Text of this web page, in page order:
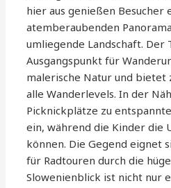
hier aus genießen Besucher
atemberaubenden
umliegende Landschaft. Der
Ausgangspunkt für
malerische Natur und bietet
alle Wanderlevels. In der
Picknickplätze zu
ein, während die Kinder die
können. Die Gegend eignet
für Radtouren durch die
Slowenienblick ist nicht nur